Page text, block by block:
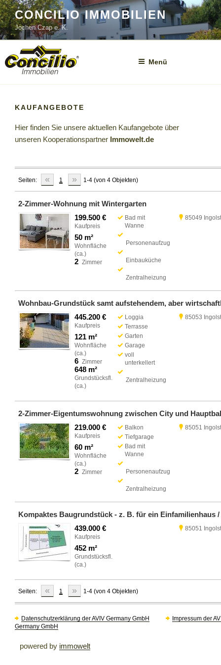
Zum
Inhalt
springen
CONCILIO IMMOBILIEN
Jochen Czap e. K.
Menü
KAUFANGEBOTE
Hier finden Sie unsere aktuellen Kaufangebote über
unseren Kooperationspartner Immowelt.de
Seiten: « 1 » 1-4 (von 4 Objekten)
2-Zimmer-Wohnung mit Wintergarten
199.500 €
Kaufpreis
50 m²
Wohnfläche
(ca.)
2 Zimmer
Bad mit
Wanne
Personenaufzug
Einbauküche
Zentralheizung
85049
445.200 €
Kaufpreis
121 m²
Wohnfläche
(ca.)
6 Zimmer
648 m²
Grundstücksfl.
(ca.)
Loggia
Terrasse
Garten
Garage
voll
unterkellert
Zentralheizung
85053
219.000 €
Kaufpreis
60 m²
Wohnfläche
(ca.)
2 Zimmer
Balkon
Tiefgarage
Bad mit
Wanne
Personenaufzug
Zentralheizung
85051
439.000 €
Kaufpreis
452 m²
Grundstücksfl.
(ca.)
85051
Seiten: « 1 » 1-4 (von 4 Objekten)
Datenschutzerklärung der AVIV Germany GmbH
Impressum der
Germany GmbH
powered by immowelt